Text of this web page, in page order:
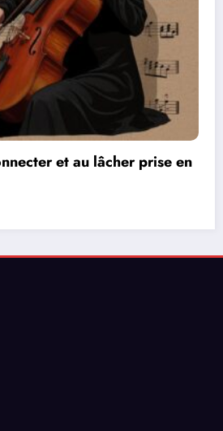
entre les jeux